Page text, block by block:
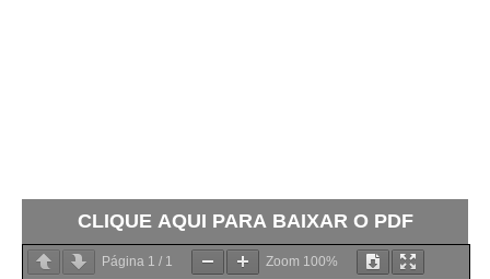
CLIQUE AQUI PARA BAIXAR O PDF
Página 1 / 1 Zoom 100%